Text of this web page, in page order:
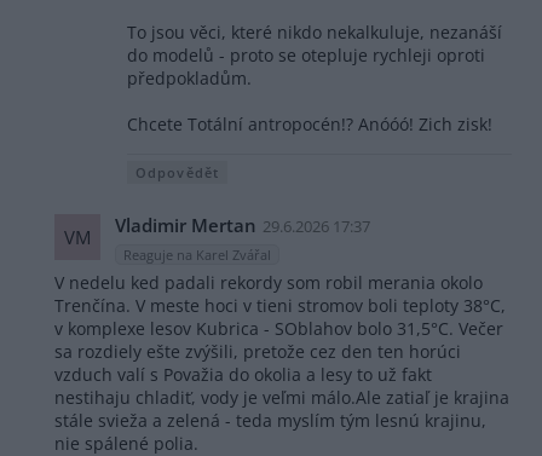
To jsou věci, které nikdo nekalkuluje, nezanáší
do modelů - proto se otepluje rychleji oproti
předpokladům.
Chcete Totální antropocén!? Anóóó! Zich zisk!
Odpovědět
VM Vladimir Mertan 29.6.2026 17:37
Reaguje na Karel Zvářal
V nedelu ked padali rekordy som robil merania okolo
Trenčína. V meste hoci v tieni stromov boli teploty 38°C,
v komplexe lesov Kubrica - SOblahov bolo 31,5°C. Večer
sa rozdiely ešte zvýšili, pretože cez den ten horúci
vzduch valí s Považia do okolia a lesy to už fakt
nestihaju chladiť, vody je veľmi málo.Ale zatiaľ je krajina
stále svieža a zelená - teda myslím tým lesnú krajinu,
nie spálené polia.